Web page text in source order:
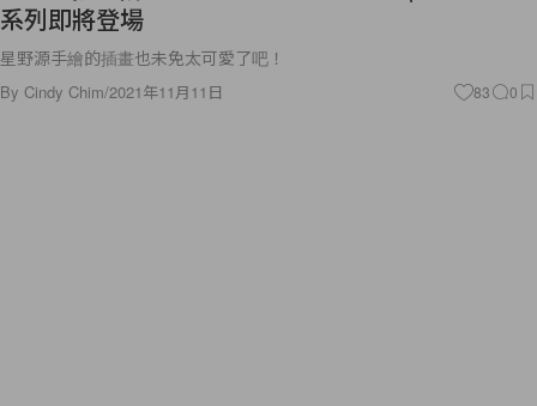
系列即將登場
星野源手繪的插畫也未免太可愛了吧！
By Cindy Chim/2021年11月11日 83 0